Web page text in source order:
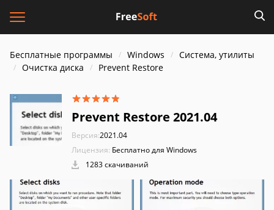
Бесплатные программы Windows
Система, утилиты
Очистка диска
Prevent Restore
Prevent Restore 2021.04
Версия:2021.04
Лицензия: Бесплатно для Windows
1283 скачиваний